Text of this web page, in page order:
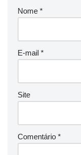
Nome *
E-mail *
Site
Comentário *